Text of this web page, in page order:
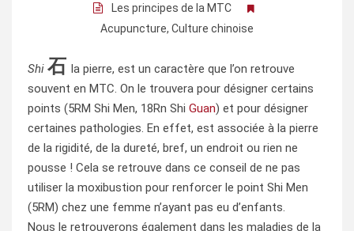
Les principes de la MTC
Acupuncture, Culture chinoise
Shi 石 la pierre, est un caractère que l’on retrouve
souvent en MTC. On le trouvera pour désigner certains
points (5RM Shi Men, 18Rn Shi Guan) et pour désigner
certaines pathologies. En effet, est associée à la pierre
de la rigidité, de la dureté, bref, un endroit ou rien ne
pousse ! Cela se retrouve dans ce conseil de ne pas
utiliser la moxibustion pour renforcer le point Shi Men
(5RM) chez une femme n’ayant pas eu d’enfants.
Nous le retrouverons également dans les maladies de la